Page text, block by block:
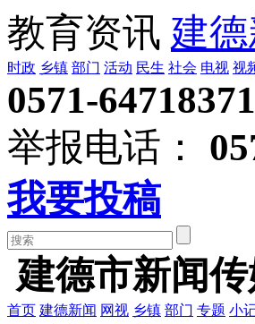
教育资讯 建德
时政 乡镇 部门 活动 民生 社会 电视 视
0571-64718371
举报电话：
我要投稿
建德市新闻
首页 建德新闻 网视 乡镇 部门 专题 小